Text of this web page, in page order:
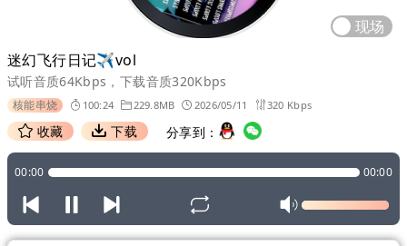
现场
迷幻飞行日记✈vol
试听音质64Kbps，下载音质320Kbps
核能串烧 100:24 229.8MB 2026/05/11 320 Kbps
收藏 下载 分享到：
00:00 00:00